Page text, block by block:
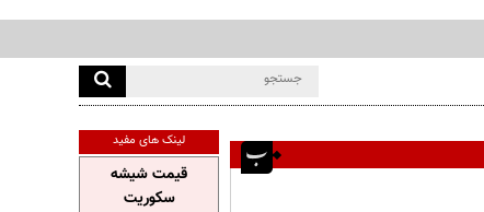
لینک های مفید
قیمت شیشه
سکوریت